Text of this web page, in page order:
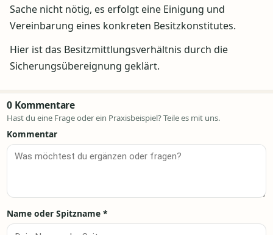
Sache nicht nötig, es erfolgt eine Einigung und
Vereinbarung eines konkreten Besitzkonstitutes.
Hier ist das Besitzmittlungsverhältnis durch die
Sicherungsübereignung geklärt.
0 Kommentare
Hast du eine Frage oder ein Praxisbeispiel? Teile es mit uns.
Kommentar
Name oder Spitzname *